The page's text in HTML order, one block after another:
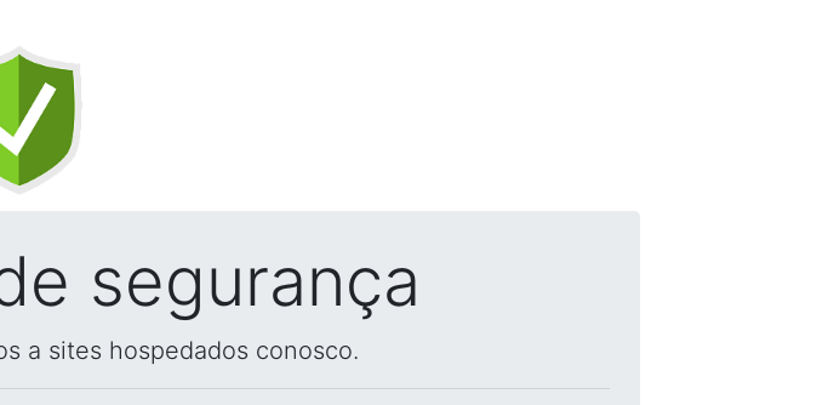
segurança
a sites hospedados conosco.